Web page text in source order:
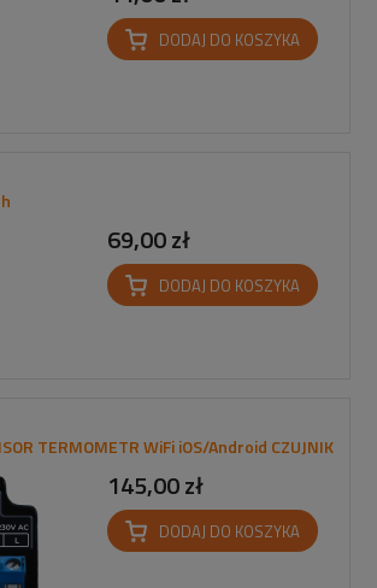
DODAJ DO KOSZYKA
69,00 zł
DODAJ DO KOSZYKA
TERMOMETR WiFi iOS/Android CZUJNIK
145,00 zł
DODAJ DO KOSZYKA